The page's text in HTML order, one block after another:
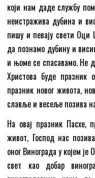
који нам даде службу
неистражива дубина и
пишу и певају свети Оци
да познамо дубину и
и њоме се спасавамо. Не
Христова буде празник
празник новог живота,
славље и весеље позива
На овај празник Пасхе,
живот, Господ нас
оног Винограда у којем
свет као добар